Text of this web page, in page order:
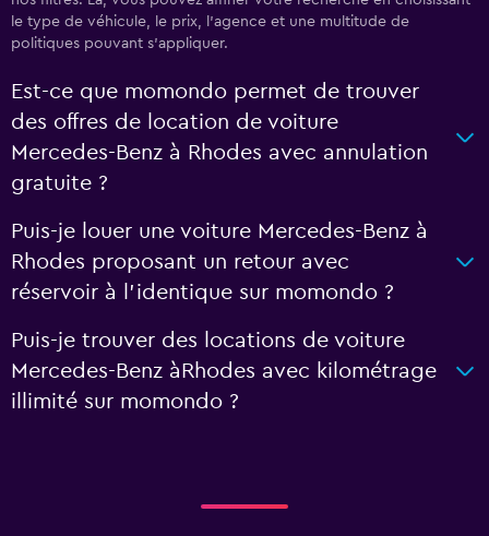
le type de véhicule, le prix, l'agence et une multitude de
politiques pouvant s'appliquer.
Est-ce que momondo permet de trouver
des offres de location de voiture
Mercedes-Benz à Rhodes avec annulation
gratuite ?
Puis-je louer une voiture Mercedes-Benz à
Rhodes proposant un retour avec
réservoir à l'identique sur momondo ?
Puis-je trouver des locations de voiture
Mercedes-Benz àRhodes avec kilométrage
illimité sur momondo ?